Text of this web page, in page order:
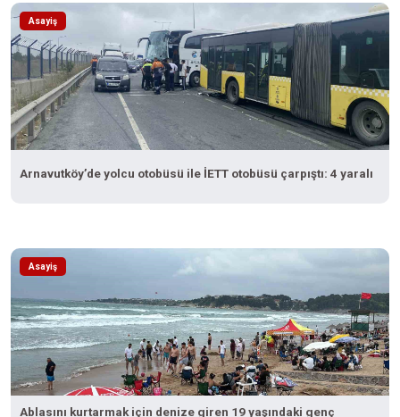
Asayiş
Arnavutköy’de yolcu otobüsü ile İETT otobüsü çarpıştı: 4 yaralı
Asayiş
Ablasını kurtarmak için denize giren 19 yaşındaki genç